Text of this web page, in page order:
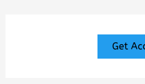
Get